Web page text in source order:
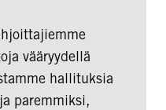
vääryydellä
hallituksia
paremmiksi,